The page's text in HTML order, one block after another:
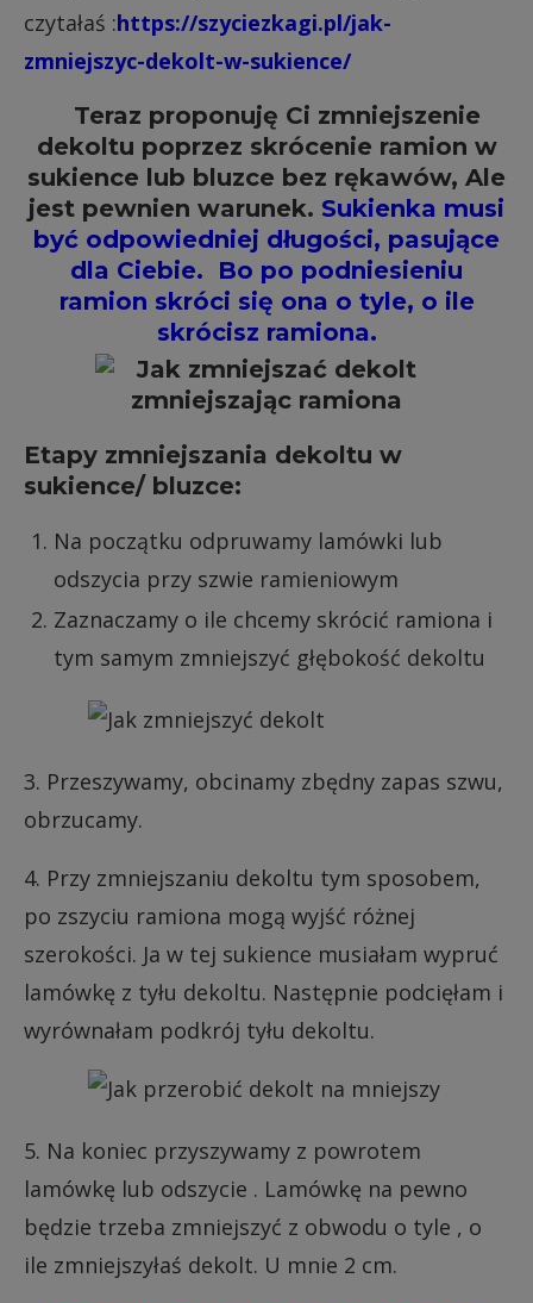
czytałaś :https://szyciezkagi.pl/jak-
zmniejszyc-dekolt-w-sukience/
Teraz proponuję Ci zmniejszenie
dekoltu poprzez skrócenie ramion w
sukience lub bluzce bez rękawów, Ale
jest pewnien warunek. Sukienka musi
być odpowiedniej długości, pasujące
dla Ciebie. Bo po podniesieniu
ramion skróci się ona o tyle, o ile
skrócisz ramiona.
Etapy zmniejszania dekoltu w
sukience/ bluzce:
Na początku odpruwamy lamówki lub
odszycia przy szwie ramieniowym
Zaznaczamy o ile chcemy skrócić ramiona i
tym samym zmniejszyć głębokość dekoltu
3. Przeszywamy, obcinamy zbędny zapas szwu,
obrzucamy.
4. Przy zmniejszaniu dekoltu tym sposobem,
po zszyciu ramiona mogą wyjść różnej
szerokości. Ja w tej sukience musiałam wypruć
lamówkę z tyłu dekoltu. Następnie podcięłam i
wyrównałam podkrój tyłu dekoltu.
5. Na koniec przyszywamy z powrotem
lamówkę lub odszycie . Lamówkę na pewno
będzie trzeba zmniejszyć z obwodu o tyle , o
ile zmniejszyłaś dekolt. U mnie 2 cm.